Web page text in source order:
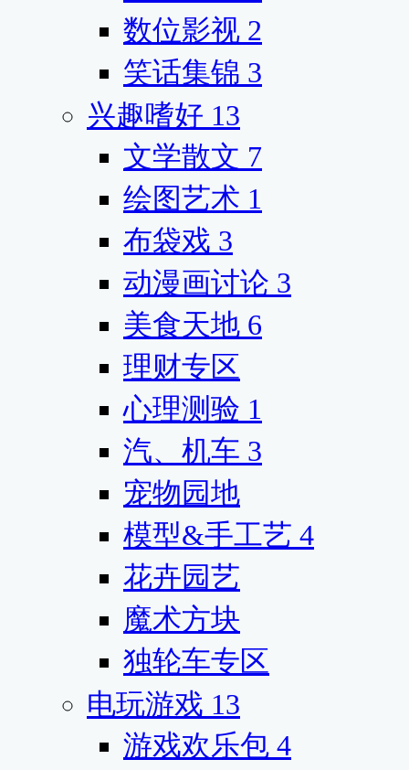
数位影视 2
笑话集锦 3
兴趣嗜好 13
文学散文 7
绘图艺术 1
布袋戏 3
动漫画讨论 3
美食天地 6
理财专区
心理测验 1
汽、机车 3
宠物园地
模型&手工艺 4
花卉园艺
魔术方块
独轮车专区
电玩游戏 13
游戏欢乐包 4